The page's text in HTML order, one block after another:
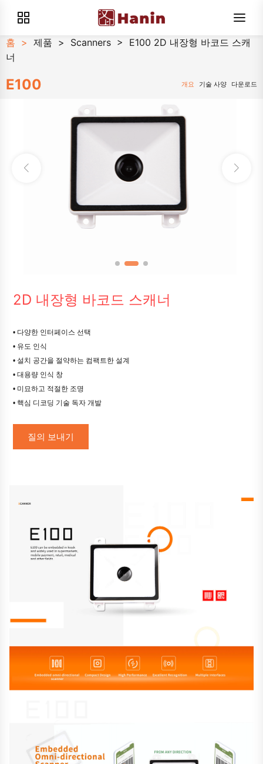
홈 > 제품 > Scanners >
E100 2D 내장형 바코드 스캐
너
E100 개요 기술 사양 다운로드
2D 내장형 바코드 스캐너
• 다양한 인터페이스 선택
• 유도 인식
• 설치 공간을 절약하는 컴팩트한 설계
• 대용량 인식 창
• 미묘하고 적절한 조명
• 핵심 디코딩 기술 독자 개발
질의 보내기